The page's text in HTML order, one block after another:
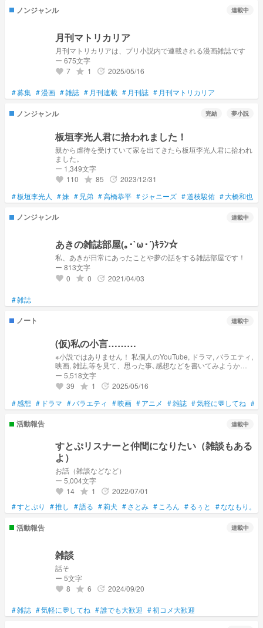
ノンジャンル 連載中
月刊マトリカリア
月刊マトリカリアは、プリ小説内で連載される漫画雑誌です
ー 675文字
favorite 7 grade 1 update 2025/05/16
#募集 #漫画 #雑誌 # 月刊連載 # 月刊誌 # 月刊マトリカリア
ノンジャンル 完結 夢小説
板垣李光人君に拾われました！
親から虐待を受けていて家を出てきたら板垣李光人君に拾われ
ました。
ー 1,349文字
favorite 110 grade 85 update 2023/12/31
#板垣李光人 #妹 # 兄弟 #高橋恭平 #ジャニーズ #道枝駿佑 #大橋和也
ノンジャンル 連載中
あきの雑誌部屋(｡･`ω･´)ｷﾗﾝ☆
私、あきが日常にあったことや夢の話をする雑誌部屋です！
ー 813文字
favorite 0 grade 0 update 2021/04/03
#雑誌
ノート 連載中
(仮)私の小言………
※小説ではありません！ 私個人のYouTube, ドラマ, バラエティ,
映画, 雑誌,等を見て、思った事､感想などを書いてみようかと
ー 5,518文字
favorite 39 grade 1 update 2025/05/16
#感想 # ドラマ #バラエティ #映画 #アニメ #雑誌 #気軽に💬してね #
活動報告 連載中
すとぷリスナーと仲間になりたい（雑談もある
よ）
お話（雑談などなど）
ー 5,004文字
favorite 14 grade 1 update 2022/07/01
#すとぷり #推し #語る #莉犬 #さとみ # ころん #るぅと #ななもり。
活動報告 連載中
雑談
話そ
ー 5文字
favorite 8 grade 6 update 2024/09/20
#雑誌 #気軽に💬してね #誰でも大歓迎 #初コメ大歓迎